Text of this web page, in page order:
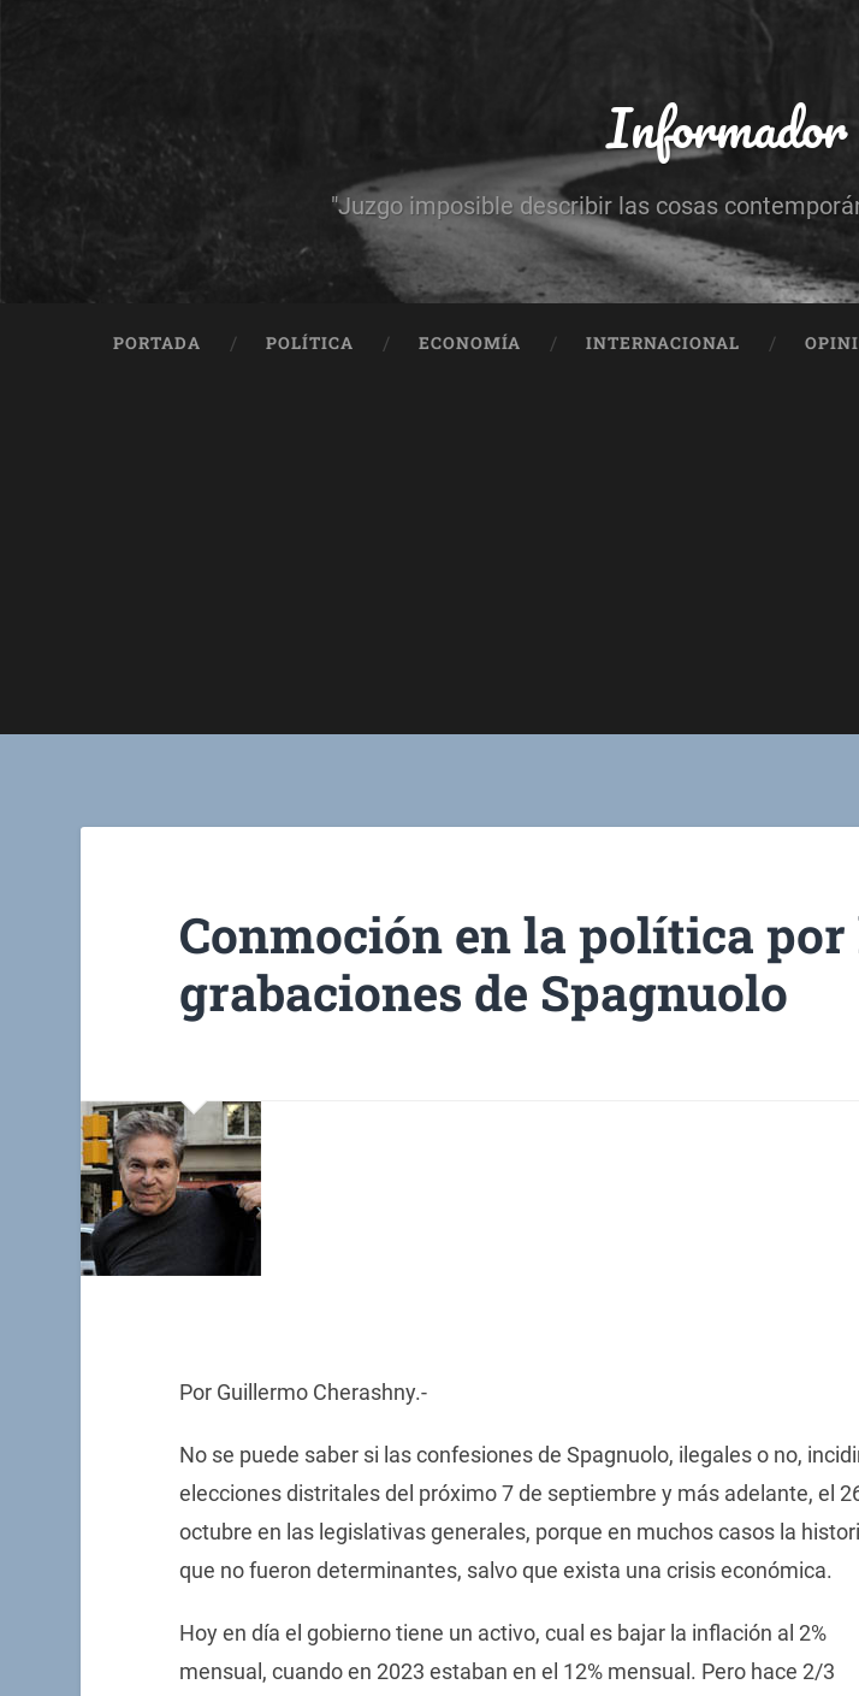
"Juzgo imposible describir las cosas
PORTADA POLÍTICA ECONOMÍA INTERNACIONAL
Conmoción en la política por
grabaciones de Spagnuolo
Por Guillermo Cherashny.-
No se puede saber si las confesiones de Spagnuolo, ilegales o no,
elecciones distritales del próximo 7 de septiembre y más adelante, el
octubre en las legislativas generales, porque en muchos casos la
que no fueron determinantes, salvo que exista una crisis económica.
Hoy en día el gobierno tiene un activo, cual es bajar la inflación al 2%
mensual, cuando en 2023 estaban en el 12% mensual. Pero hace 2/3